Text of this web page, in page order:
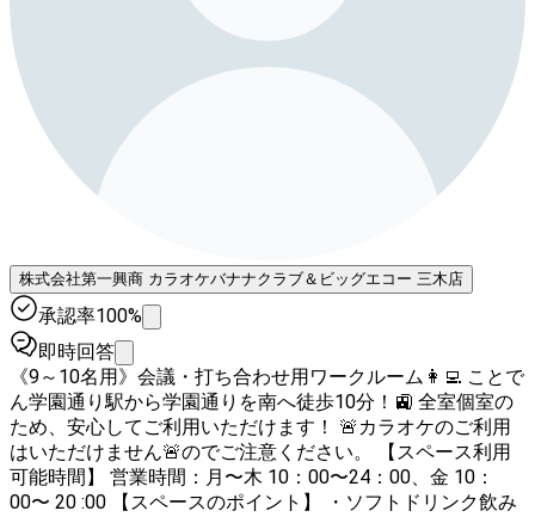
株式会社第一興商 カラオケバナナクラブ＆ビッグエコー 三木店
承認率100%
即時回答
《9～10名用》会議・打ち合わせ用ワークルーム👩‍💻 ことで
ん学園通り駅から学園通りを南へ徒歩10分！🚉 全室個室の
ため、安心してご利用いただけます！ 🚨カラオケのご利用
はいただけません🚨のでご注意ください。 【スペース利用
可能時間】 営業時間：月〜木 10：00〜24：00、金 10：
00〜 20 :00 【スペースのポイント】 ・ソフトドリンク飲み